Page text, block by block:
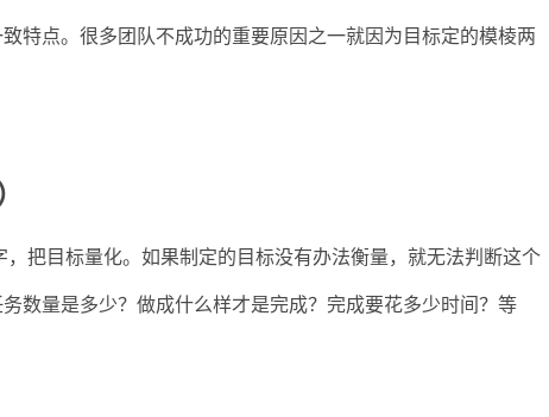
特点。很多团队不成功的重要原因之一就因为目标定的模棱两
把目标量化。如果制定的目标没有办法衡量，就无法判断这个
数量是多少？做成什么样才是完成？完成要花多少时间？等